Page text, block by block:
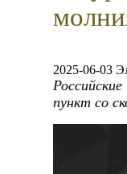
2025-06-03
пункт со